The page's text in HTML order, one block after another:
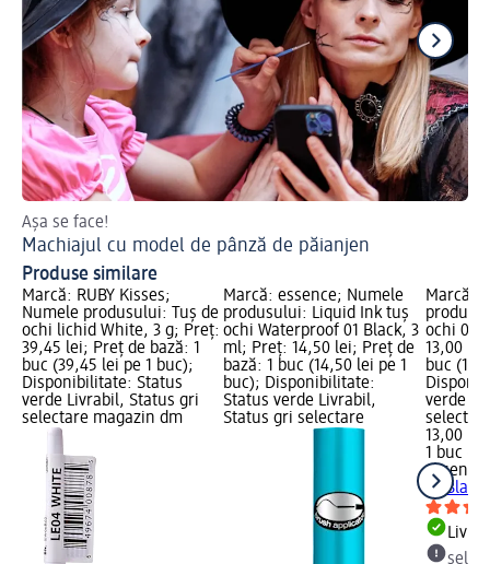
Așa se face!
Machiajul cu model de pânză de păianjen
Produse similare
Marcă: RUBY Kisses;
Numele produsului: Tuș de
ochi lichid White, 3 g; Preț:
39,45 lei; Preț de bază: 1
buc (39,45 lei pe 1 buc);
Disponibilitate: Status
verde Livrabil, Status gri
selectare magazin dm
Marcă: essence; Numele
produsului: Liquid Ink tuș
ochi Waterproof 01 Black, 3
ml; Preț: 14,50 lei; Preț de
bază: 1 buc (14,50 lei pe 1
buc); Disponibilitate:
Status verde Livrabil,
Status gri selectare
Marcă:
ochi 01
13,00
buc
verde
13,00 lei
1 buc
essence
01